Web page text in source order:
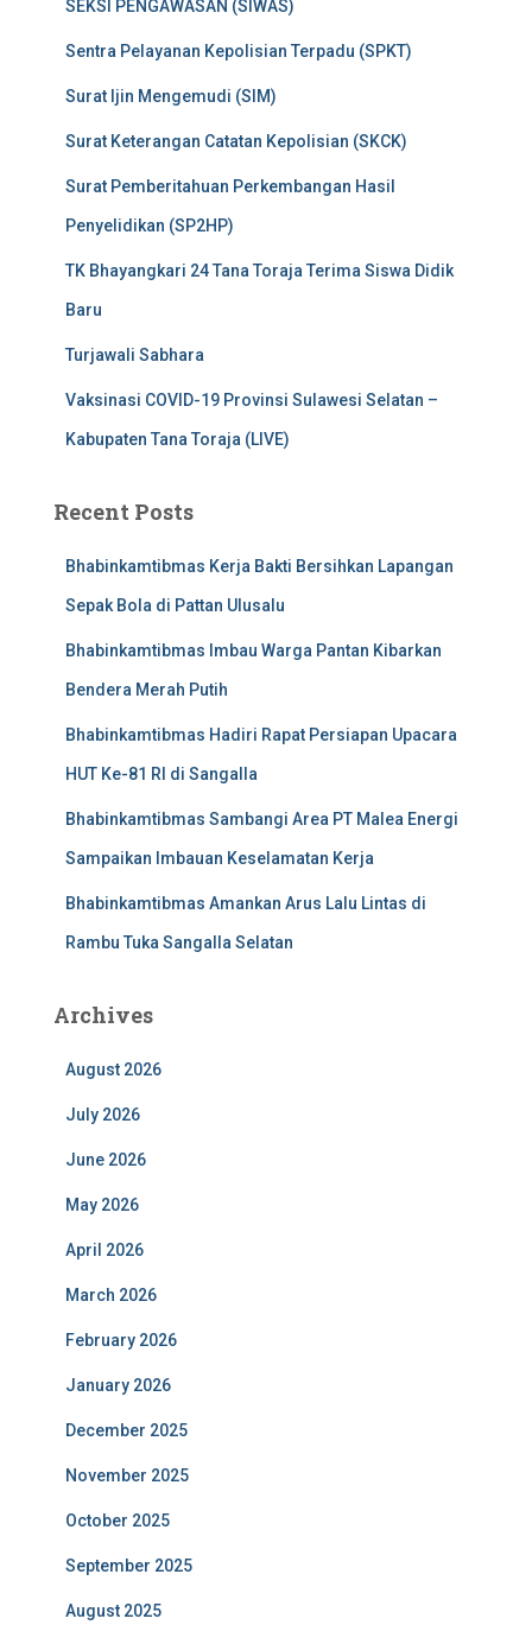
SEKSI PENGAWASAN (SIWAS)
Sentra Pelayanan Kepolisian Terpadu (SPKT)
Surat Ijin Mengemudi (SIM)
Surat Keterangan Catatan Kepolisian (SKCK)
Surat Pemberitahuan Perkembangan Hasil
Penyelidikan (SP2HP)
TK Bhayangkari 24 Tana Toraja Terima Siswa Didik
Baru
Turjawali Sabhara
Vaksinasi COVID-19 Provinsi Sulawesi Selatan –
Kabupaten Tana Toraja (LIVE)
Recent Posts
Bhabinkamtibmas Kerja Bakti Bersihkan Lapangan
Sepak Bola di Pattan Ulusalu
Bhabinkamtibmas Imbau Warga Pantan Kibarkan
Bendera Merah Putih
Bhabinkamtibmas Hadiri Rapat Persiapan Upacara
HUT Ke-81 RI di Sangalla
Bhabinkamtibmas Sambangi Area PT Malea Energi
Sampaikan Imbauan Keselamatan Kerja
Bhabinkamtibmas Amankan Arus Lalu Lintas di
Rambu Tuka Sangalla Selatan
Archives
August 2026
July 2026
June 2026
May 2026
April 2026
March 2026
February 2026
January 2026
December 2025
November 2025
October 2025
September 2025
August 2025